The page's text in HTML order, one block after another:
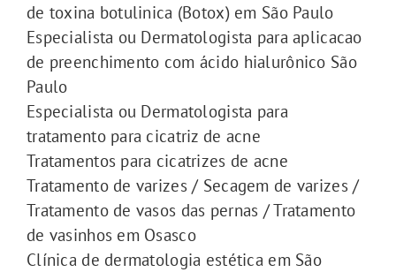
de toxina botulinica (Botox) em São Paulo
Especialista ou Dermatologista para aplicacao
de preenchimento com ácido hialurônico São
Paulo
Especialista ou Dermatologista para
tratamento para cicatriz de acne
Tratamentos para cicatrizes de acne
Tratamento de varizes / Secagem de varizes /
Tratamento de vasos das pernas / Tratamento
de vasinhos em Osasco
Clínica de dermatologia estética em São